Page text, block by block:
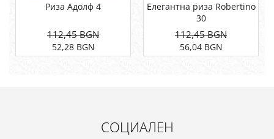
Риза Адолф 4
112,45 BGN
52,28 BGN
Елегантна риза Robertino
30
112,45 BGN
56,04 BGN
СОЦИАЛЕН